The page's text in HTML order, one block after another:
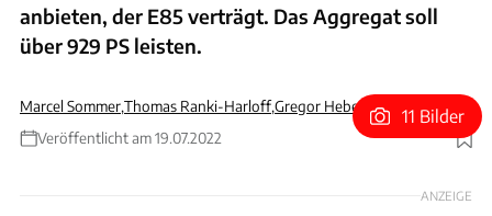
anbieten, der E85 verträgt. Das Aggregat soll
über 929 PS leisten.
Marcel Sommer,Thomas Ranki-Harloff,Gregor Hebermehl
Veröffentlicht am 19.07.2022
Foto: Dodge
11 Bilder
ANZEIGE